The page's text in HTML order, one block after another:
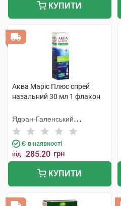
КУПИТИ
Аква Маріс Плюс спрей
назальний 30 мл 1 флакон
Ядран-Галенський
Лабораторій
Є в наявності
від 285.20 грн
КУПИТИ